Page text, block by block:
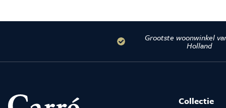
Grootste woonwinkel
Holland
Collectie